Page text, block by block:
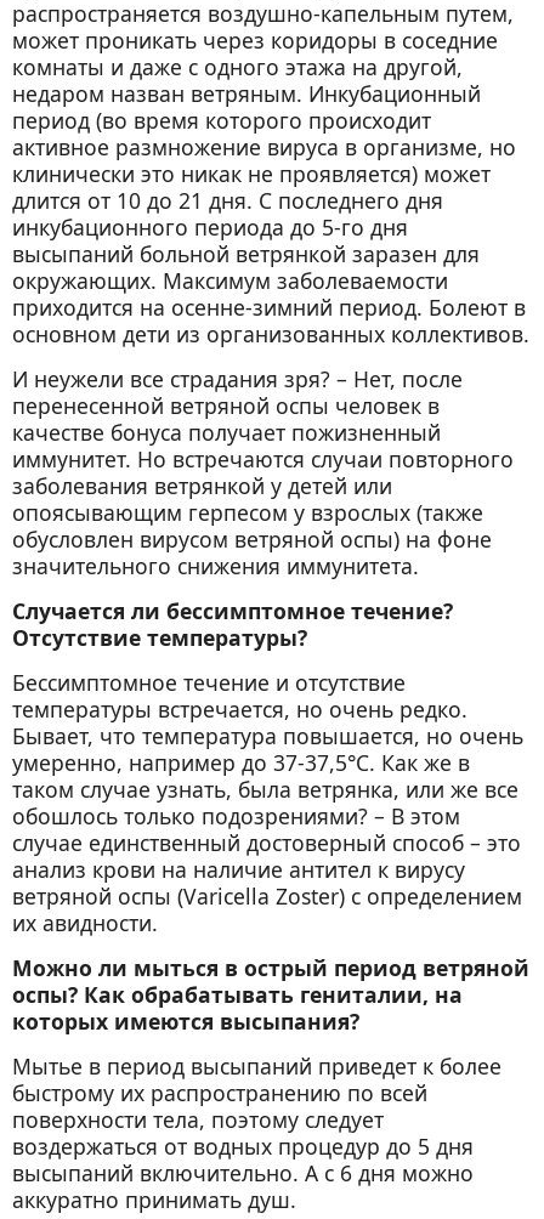
распространяется воздушно-капельным путем,
может проникать через коридоры в соседние
комнаты и даже с одного этажа на другой,
недаром назван ветряным. Инкубационный
период (во время которого происходит
активное размножение вируса в организме, но
клинически это никак не проявляется) может
длится от 10 до 21 дня. С последнего дня
инкубационного периода до 5-го дня
высыпаний больной ветрянкой заразен для
окружающих. Максимум заболеваемости
приходится на осенне-зимний период. Болеют в
основном дети из организованных коллективов.
И неужели все страдания зря? – Нет, после
перенесенной ветряной оспы человек в
качестве бонуса получает пожизненный
иммунитет. Но встречаются случаи повторного
заболевания ветрянкой у детей или
опоясывающим герпесом у взрослых (также
обусловлен вирусом ветряной оспы) на фоне
значительного снижения иммунитета.
Случается ли бессимптомное течение?
Отсутствие температуры?
Бессимптомное течение и отсутствие
температуры встречается, но очень редко.
Бывает, что температура повышается, но очень
умеренно, например до 37-37,5°С. Как же в
таком случае узнать, была ветрянка, или же все
обошлось только подозрениями? – В этом
случае единственный достоверный способ – это
анализ крови на наличие антител к вирусу
ветряной оспы (Varicella Zoster) с определением
их авидности.
Можно ли мыться в острый период ветряной
оспы? Как обрабатывать гениталии, на
которых имеются высыпания?
Мытье в период высыпаний приведет к более
быстрому их распространению по всей
поверхности тела, поэтому следует
воздержаться от водных процедур до 5 дня
высыпаний включительно. А с 6 дня можно
аккуратно принимать душ.